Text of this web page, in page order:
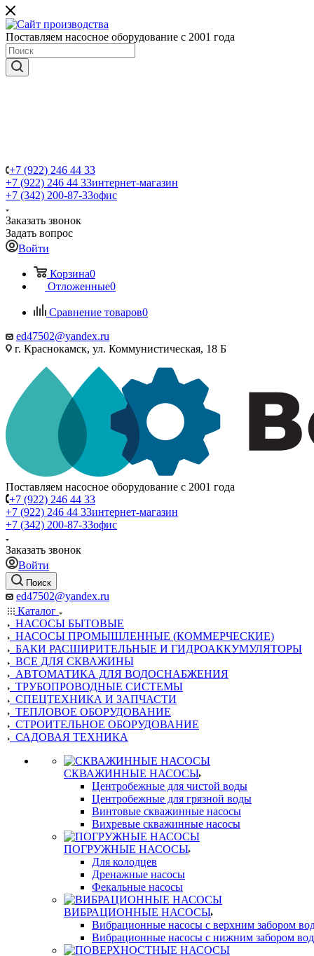
Поставляем насосное оборудование с 2001 года
+7 (922) 246 44 33
+7 (922) 246 44 33интернет-магазин
+7 (342) 200-87-33офис
Заказать звонок
Задать вопрос
Войти
Корзина0
Отложенные0
Сравнение товаров0
ed47502@yandex.ru
г. Краснокамск, ул. Коммунистическая, 18 Б
Поставляем насосное оборудование с 2001 года
+7 (922) 246 44 33
+7 (922) 246 44 33интернет-магазин
+7 (342) 200-87-33офис
Заказать звонок
Войти
Поиск
ed47502@yandex.ru
Каталог
НАСОСЫ БЫТОВЫЕ
НАСОСЫ ПРОМЫШЛЕННЫЕ (КОММЕРЧЕСКИЕ)
БАКИ РАСШИРИТЕЛЬНЫЕ И ГИДРОАККУМУЛЯТОРЫ
ВСЕ ДЛЯ СКВАЖИНЫ
АВТОМАТИКА ДЛЯ ВОДОСНАБЖЕНИЯ
ТРУБОПРОВОДНЫЕ СИСТЕМЫ
СПЕЦТЕХНИКА И ЗАПЧАСТИ
ТЕПЛОВОЕ ОБОРУДОВАНИЕ
СТРОИТЕЛЬНОЕ ОБОРУДОВАНИЕ
САДОВАЯ ТЕХНИКА
СКВАЖИННЫЕ НАСОСЫ
Центробежные для чистой воды
Центробежные для грязной воды
Винтовые скважинные насосы
Вихревые скважинные насосы
ПОГРУЖНЫЕ НАСОСЫ
Для колодцев
Дренажные насосы
Фекальные насосы
ВИБРАЦИОННЫЕ НАСОСЫ
Вибрационные насосы с верхним забором
Вибрационные насосы с нижним забором